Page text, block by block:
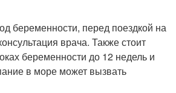
беременности, перед поездкой на
врача. Также стоит
беременности до 12 недель и
в море может вызвать